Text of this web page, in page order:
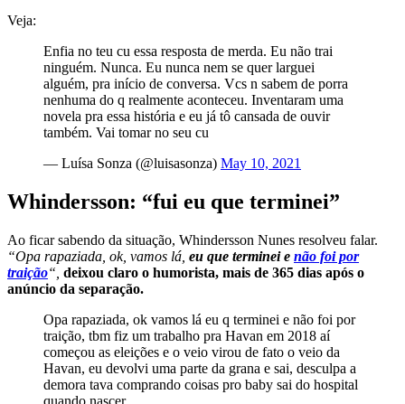
Veja:
Enfia no teu cu essa resposta de merda. Eu não trai
ninguém. Nunca. Eu nunca nem se quer larguei
alguém, pra início de conversa. Vcs n sabem de porra
nenhuma do q realmente aconteceu. Inventaram uma
novela pra essa história e eu já tô cansada de ouvir
também. Vai tomar no seu cu
— Luísa Sonza (@luisasonza) May 10, 2021
Whindersson: “fui eu que terminei”
Ao ficar sabendo da situação, Whindersson Nunes resolveu falar.
“Opa rapaziada, ok, vamos lá, eu que terminei e não foi por
traição“, deixou claro o humorista, mais de 365 dias após o
anúncio da separação.
Opa rapaziada, ok vamos lá eu q terminei e não foi por
traição, tbm fiz um trabalho pra Havan em 2018 aí
começou as eleições e o veio virou de fato o veio da
Havan, eu devolvi uma parte da grana e sai, desculpa a
demora tava comprando coisas pro baby sai do hospital
quando nascer